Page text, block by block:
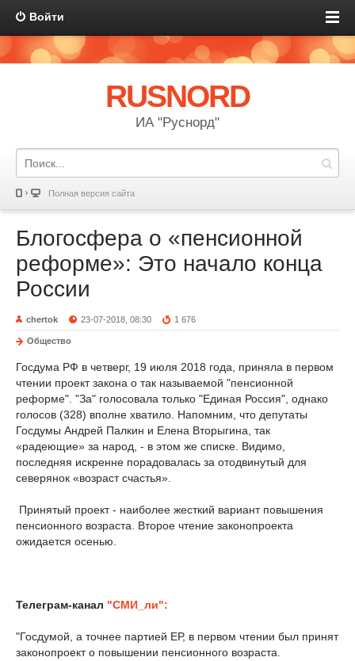
Войти
RUSNORD
ИА "Руснорд"
Полная версия сайта
Блогосфера о «пенсионной
реформе»: Это начало конца
России
chertok 23-07-2018, 08:30 1 676
Общество
Госдума РФ в четверг, 19 июля 2018 года, приняла в первом
чтении проект закона о так называемой "пенсионной
реформе". "За" голосовала только "Единая Россия", однако
голосов (328) вполне хватило. Напомним, что депутаты
Госдумы Андрей Палкин и Елена Вторыгина, так
«радеющие» за народ, - в этом же списке. Видимо,
последняя искренне порадовалась за отодвинутый для
северянок «возраст счастья».
Принятый проект - наиболее жесткий вариант повышения
пенсионного возраста. Второе чтение законопроекта
ожидается осенью.
Телеграм-канал "СМИ_ли":
"Госдумой, а точнее партией ЕР, в первом чтении был принят
законопроект о повышении пенсионного возраста.